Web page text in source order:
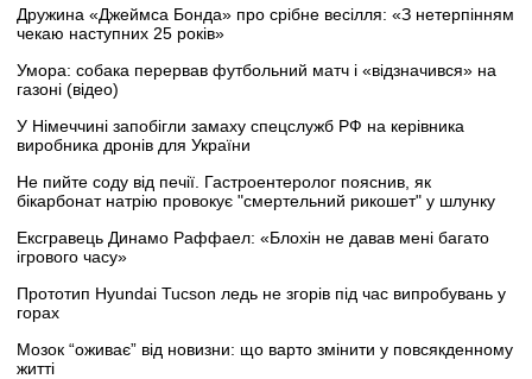
Дружина «Джеймса Бонда» про срібне весілля: «З нетерпінням
чекаю наступних 25 років»
Умора: собака перервав футбольний матч і «відзначився» на
газоні (відео)
У Німеччині запобігли замаху спецслужб РФ на керівника
виробника дронів для України
Не пийте соду від печії. Гастроентеролог пояснив, як
бікарбонат натрію провокує "смертельний рикошет" у шлунку
Ексгравець Динамо Раффаел: «Блохін не давав мені багато
ігрового часу»
Прототип Hyundai Tucson ледь не згорів під час випробувань у
горах
Мозок “оживає” від новизни: що варто змінити у повсякденному
житті